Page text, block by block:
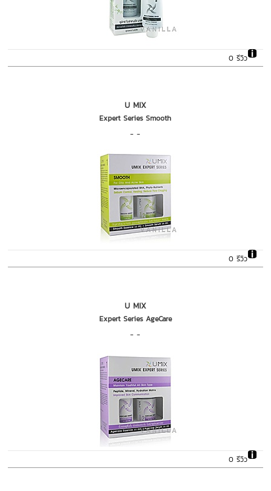
0 รีวิว
U MIX
Expert Series Smooth
- -
0 รีวิว
U MIX
Expert Series AgeCare
- -
0 รีวิว